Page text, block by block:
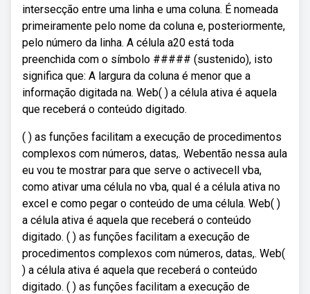
intersecção entre uma linha e uma coluna. É nomeada
primeiramente pelo nome da coluna e, posteriormente,
pelo número da linha. A célula a20 está toda
preenchida com o símbolo ##### (sustenido), isto
significa que: A largura da coluna é menor que a
informação digitada na. Web( ) a célula ativa é aquela
que receberá o conteúdo digitado.
( ) as funções facilitam a execução de procedimentos
complexos com números, datas,. Webentão nessa aula
eu vou te mostrar para que serve o activecell vba,
como ativar uma célula no vba, qual é a célula ativa no
excel e como pegar o conteúdo de uma célula. Web( )
a célula ativa é aquela que receberá o conteúdo
digitado. ( ) as funções facilitam a execução de
procedimentos complexos com números, datas,. Web(
) a célula ativa é aquela que receberá o conteúdo
digitado. ( ) as funções facilitam a execução de